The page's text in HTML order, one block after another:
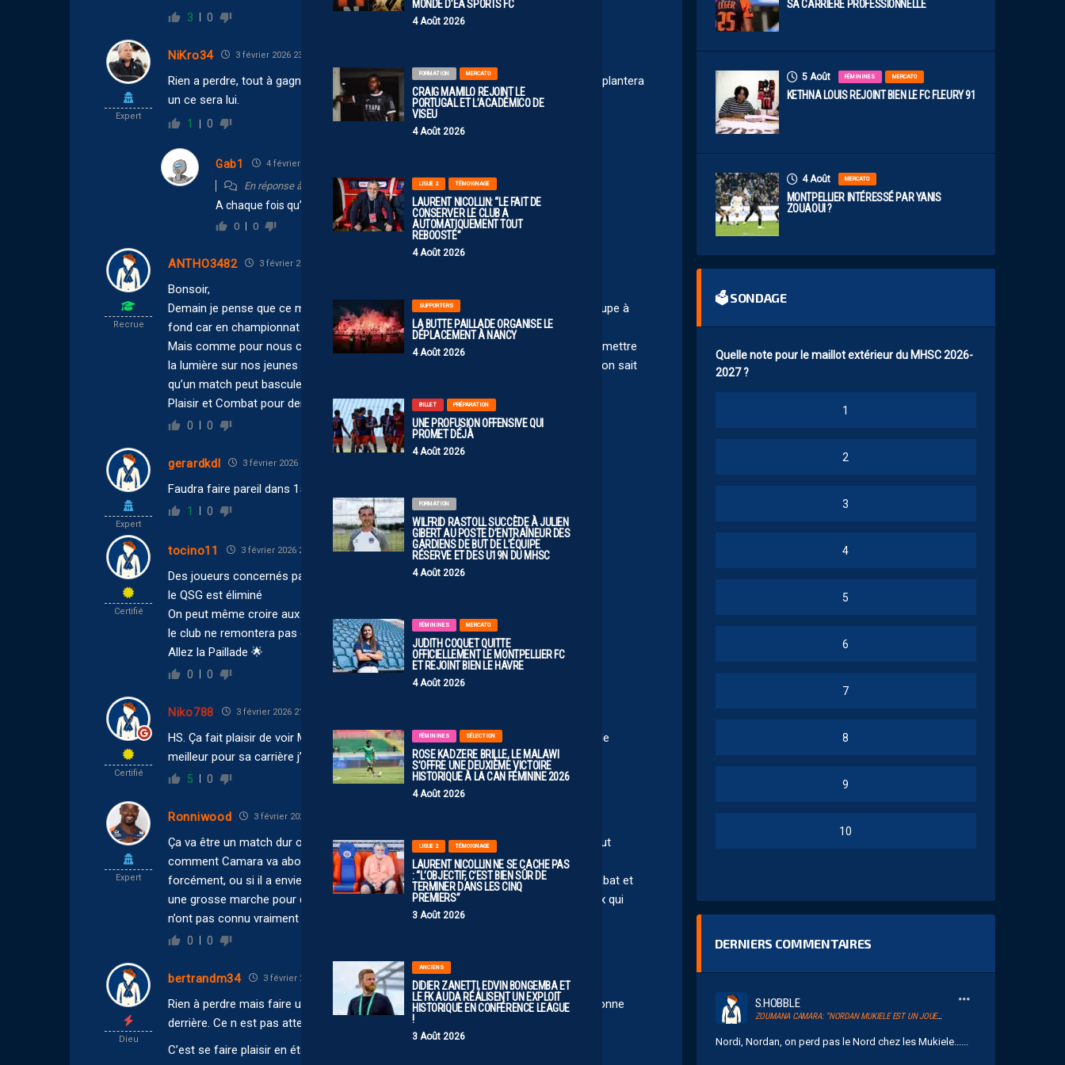
MONDE D’EA SPORTS FC
4 Août 2026
FORMATION MERCATO
CRAIG MAMILO REJOINT LE
PORTUGAL ET L’ACADÉMICO DE
VISEU
4 Août 2026
LIGUE 2 TÉMOIGNAGE
LAURENT NICOLLIN: “LE FAIT DE
CONSERVER LE CLUB A
AUTOMATIQUEMENT TOUT
REBOOSTÉ”
4 Août 2026
SUPPORTERS
LA BUTTE PAILLADE ORGANISE LE
DÉPLACEMENT À NANCY
4 Août 2026
BILLET PRÉPARATION
UNE PROFUSION OFFENSIVE QUI
PROMET DÉJÀ
4 Août 2026
FORMATION
WILFRID RASTOLL SUCCÈDE À JULIEN
GIBERT AU POSTE D’ENTRAÎNEUR DES
GARDIENS DE BUT DE L’ÉQUIPE
RÉSERVE ET DES U19N DU MHSC
4 Août 2026
FÉMININES MERCATO
JUDITH COQUET QUITTE
OFFICIELLEMENT LE MONTPELLIER FC
ET REJOINT BIEN LE HAVRE
4 Août 2026
FÉMININES SÉLECTION
ROSE KADZERE BRILLE, LE MALAWI
S’OFFRE UNE DEUXIÈME VICTOIRE
HISTORIQUE À LA CAN FÉMININE 2026
4 Août 2026
LIGUE 2 TÉMOIGNAGE
LAURENT NICOLLIN NE SE CACHE PAS
: “L’OBJECTIF, C’EST BIEN SÛR DE
TERMINER DANS LES CINQ
PREMIERS”
3 Août 2026
ANCIENS
DIDIER ZANETTI, EDVIN BONGEMBA ET
LE FK AUDA RÉALISENT UN EXPLOIT
HISTORIQUE EN CONFÉRENCE LEAGUE
!
3 Août 2026
3 0
Expert
NiKro34 3 février 2026 23:31
Rien a perdre, tout à gagner. Mais se méfier du petit wahi… s’il y en a un qui nous en plantera
un ce sera lui.
1 0
Gab1 4 février 2026 07:45
En réponse à NiKro34
A chaque fois qu’il est titulaire contre nous il nous en plante 1
0 0
Recrue
ANTHO3482 3 février 2026 23:11
Bonsoir,
Demain je pense que ce match va être compliqué car Nice va jouer la carte de la coupe à
fond car en championnat l’Europe paraît hors de porté pour eux…
Mais comme pour nous ce match est un match « Bonus » et qui peut permettre de mettre
la lumière sur nos jeunes talents… il faudra jouer sans pression et libéré … et quand on sait
qu’un match peut basculer sur un détail… tout est possible pour nous…
Plaisir et Combat pour demain pour redorer le blason du MHSC 🧡💙🧡💙
0 0
Expert
gerardkdl 3 février 2026 22:21
Faudra faire pareil dans 15 jours : Reims 3 Le Mans 0
1 0
Certifié
tocino11 3 février 2026 22:15
Des joueurs concernés par la Coupe de France surtout…
le QSG est éliminé
On peut même croire aux quarts de finale
le club ne remontera pas cette année mais on peut espérer un joli résultat demain
Allez la Paillade 🌟
0 0
Certifié
Niko788 3 février 2026 21:29
HS. Ça fait plaisir de voir Moussa Al Tamari ce soir sur France 2 je lui souhaite bien le
meilleur pour sa carrière j’aime bien sa façon de bouger.
5 0
Expert
Ronniwood 3 février 2026 21:27
Ça va être un match dur ou on à subir la majeure partie du temps. Je sais pas du tout
comment Camara va aborder. Si il la joue super defensif, ce qui nous réussit pas
forcément, ou si il a envie de la jouer agressive. En tout cas ça va être un beau combat et
une grosse marche pour des joueurs comme Pays, Issoufou, Chennahi et tout ceux qui
n’ont pas connu vraiment la L1.
0 0
Dieu
bertrandm34 3 février 2026 20:17
Rien à perdre mais faire un match complet . Ce n est pas tous à l abordage et personne
derrière. Ce n est pas attendre les penaltys . On sait pas faire.
C’est se faire plaisir en étant cohérent. Combatif. Les faire douter
SA CARRIÈRE PROFESSIONNELLE
5 Août FÉMININES MERCATO
KETHNA LOUIS REJOINT BIEN LE FC FLEURY 91
4 Août MERCATO
MONTPELLIER INTÉRESSÉ PAR YANIS
ZOUAOUI ?
🗳 SONDAGE
Quelle note pour le maillot extérieur du MHSC 2026-
2027 ?
1
2
3
4
5
6
7
8
9
10
DERNIERS COMMENTAIRES
S.HOBBLE
ZOUMANA CAMARA: “NORDAN MUKIELE EST UN JOUEUR QUI A DU TALENT”
Nordi, Nordan, on perd pas le Nord chez les Mukiele......